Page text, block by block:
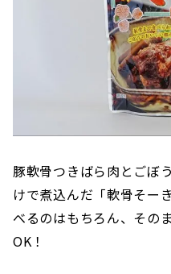
豚軟骨つきばら肉とごぼ
けで煮込んだ「軟骨そー
べるのはもちろん、その
OK！